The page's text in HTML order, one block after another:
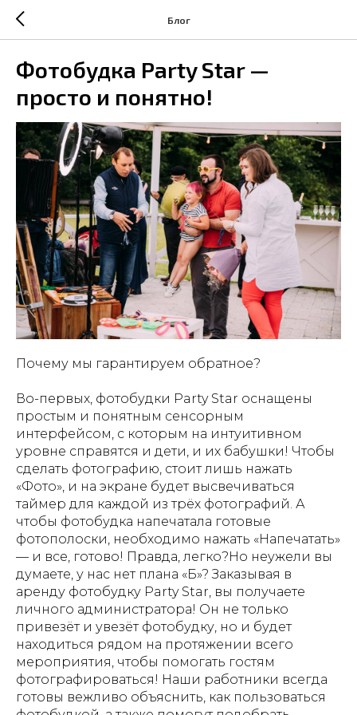
Блог
Фотобудка Party Star —
просто и понятно!
Почему мы гарантируем обратное?
Во-первых, фотобудки Party Star оснащены
простым и понятным сенсорным
интерфейсом, с которым на интуитивном
уровне справятся и дети, и их бабушки! Чтобы
сделать фотографию, стоит лишь нажать
«Фото», и на экране будет высвечиваться
таймер для каждой из трёх фотографий. А
чтобы фотобудка напечатала готовые
фотополоски, необходимо нажать «Напечатать»
— и все, готово! Правда, легко?Но неужели вы
думаете, у нас нет плана «Б»? Заказывая в
аренду фотобудку Party Star, вы получаете
личного администратора! Он не только
привезёт и увезёт фотобудку, но и будет
находиться рядом на протяжении всего
мероприятия, чтобы помогать гостям
фотографироваться! Наши работники всегда
готовы вежливо объяснить, как пользоваться